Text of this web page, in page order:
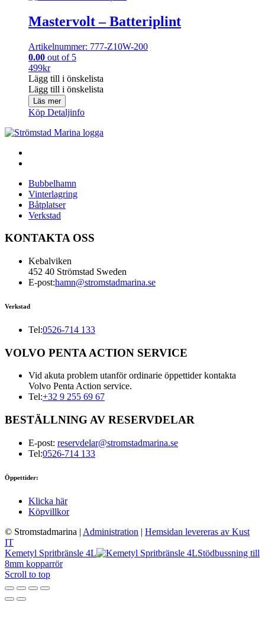
Mastervolt – Batteriplint
Artikelnummer: 777-Z10W-200
0.00 out of 5
499kr
Lägg till i önskelista
Lägg till i önskelista
Läs mer
Köp Detaljinfo
Bubbelhamn
Vinterlagring
Båtplatser
Verkstad
KONTAKTA OSS
Kebalviken
452 40 Strömstad Sweden
E-post:hamn@stromstadmarina.se
Verkstad
Tel:0526-714 133
VOLVO PENTA ACTION SERVICE
Vid akuta problem utanför ordinarie öppettider kontakta
Volvo Penta Action service.
Tel:+32 9 255 69 67
BESTÄLLNING AV RESERVDELAR
E-post: reservdelar@stromstadmarina.se
Tel:0526-714 133
Öppettider:
Klicka här
Köpvillkor
© Stromstadmarina | Administration | Hemsidan levereras av Kust
IT
Kemetyl Spritbränsle 4L
Stödbussning till
8mm kopparrör
Scroll to top